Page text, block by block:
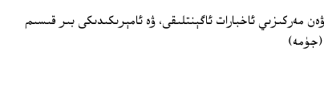
مەركىزىي ئاخبارات ئاگېنتلىقى، ۋە ئامېرىكىدىكى بىر قىسىم
(جۈمە)